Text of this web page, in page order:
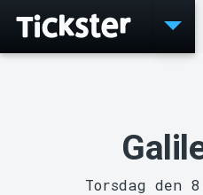
Torsdag den